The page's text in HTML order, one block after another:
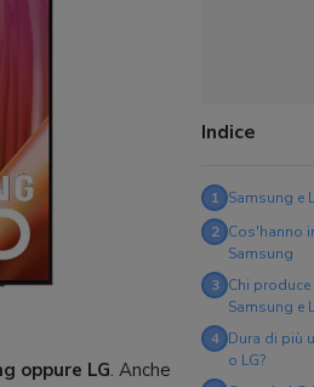
Indice
1 Samsung e
2 Cos'hanno
Samsung
3 Chi
Samsung e
4 Dura di più
o LG?
oppure LG. Anche